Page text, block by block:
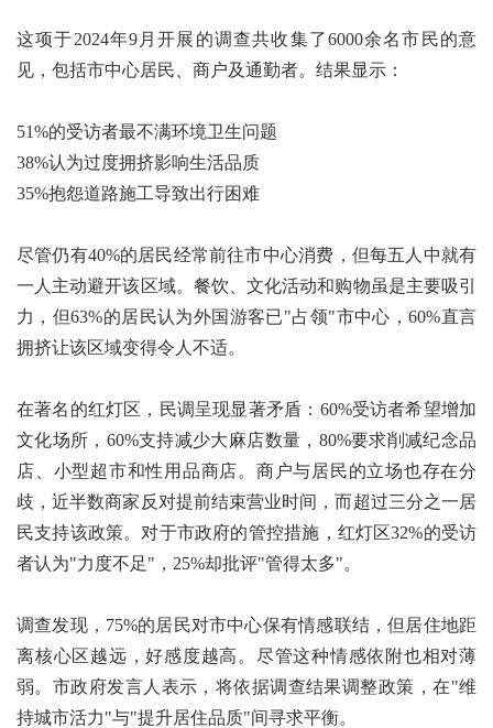
这项于2024年9月开展的调查共收集了6000余名市民的意
见，包括市中心居民、商户及通勤者。结果显示：
51%的受访者最不满环境卫生问题
38%认为过度拥挤影响生活品质
35%抱怨道路施工导致出行困难
尽管仍有40%的居民经常前往市中心消费，但每五人中就有
一人主动避开该区域。餐饮、文化活动和购物虽是主要吸引
力，但63%的居民认为外国游客已"占领"市中心，60%直言
拥挤让该区域变得令人不适。
在著名的红灯区，民调呈现显著矛盾：60%受访者希望增加
文化场所，60%支持减少大麻店数量，80%要求削减纪念品
店、小型超市和性用品商店。商户与居民的立场也存在分
歧，近半数商家反对提前结束营业时间，而超过三分之一居
民支持该政策。对于市政府的管控措施，红灯区32%的受访
者认为"力度不足"，25%却批评"管得太多"。
调查发现，75%的居民对市中心保有情感联结，但居住地距
离核心区越远，好感度越高。尽管这种情感依附也相对薄
弱。市政府发言人表示，将依据调查结果调整政策，在"维
持城市活力"与"提升居住品质"间寻求平衡。